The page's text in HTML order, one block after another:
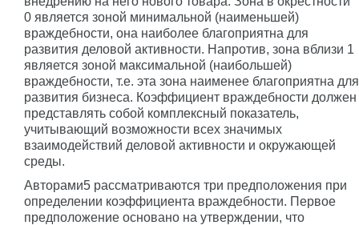
0 является зоной минимальной (наименьшей)
враждебности, она наиболее благоприятна для
развития деловой активности. Напротив, зона вблизи 1
является зоной максимальной (наибольшей)
враждебности, т.е. эта зона наименее благоприятна для
развития бизнеса. Коэффициент враждебности должен
представлять собой комплексный показатель,
учитывающий возможности всех значимых
взаимодействий деловой активности и окружающей
среды.
Авторами5 рассматриваются три предположения при
определении коэффициента враждебности. Первое
предположение основано на утверждении, что